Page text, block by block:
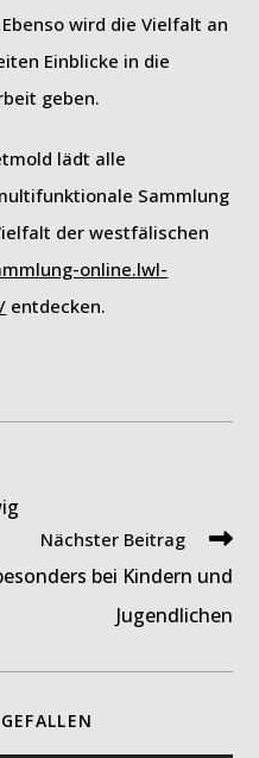
wird die Vielfalt an
Einblicke in die
geben.
lädt alle
Sammlung
der westfälischen
online.lwl-
entdecken.
Nächster Beitrag
bei Kindern und
Jugendlichen